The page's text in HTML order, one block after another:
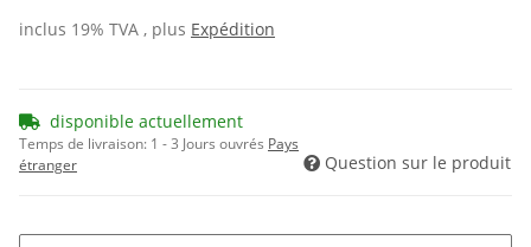
inclus 19% TVA , plus Expédition
disponible actuellement
Temps de livraison: 1 - 3 Jours ouvrés Pays
étranger
Question sur le produit